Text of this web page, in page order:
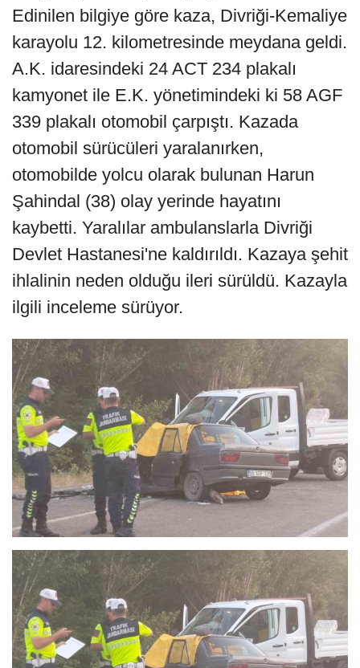
Edinilen bilgiye göre kaza, Divriği-Kemaliye
karayolu 12. kilometresinde meydana geldi.
A.K. idaresindeki 24 ACT 234 plakalı
kamyonet ile E.K. yönetimindeki ki 58 AGF
339 plakalı otomobil çarpıştı. Kazada
otomobil sürücüleri yaralanırken,
otomobilde yolcu olarak bulunan Harun
Şahindal (38) olay yerinde hayatını
kaybetti. Yaralılar ambulanslarla Divriği
Devlet Hastanesi'ne kaldırıldı. Kazaya şehit
ihlalinin neden olduğu ileri sürüldü. Kazayla
ilgili inceleme sürüyor.